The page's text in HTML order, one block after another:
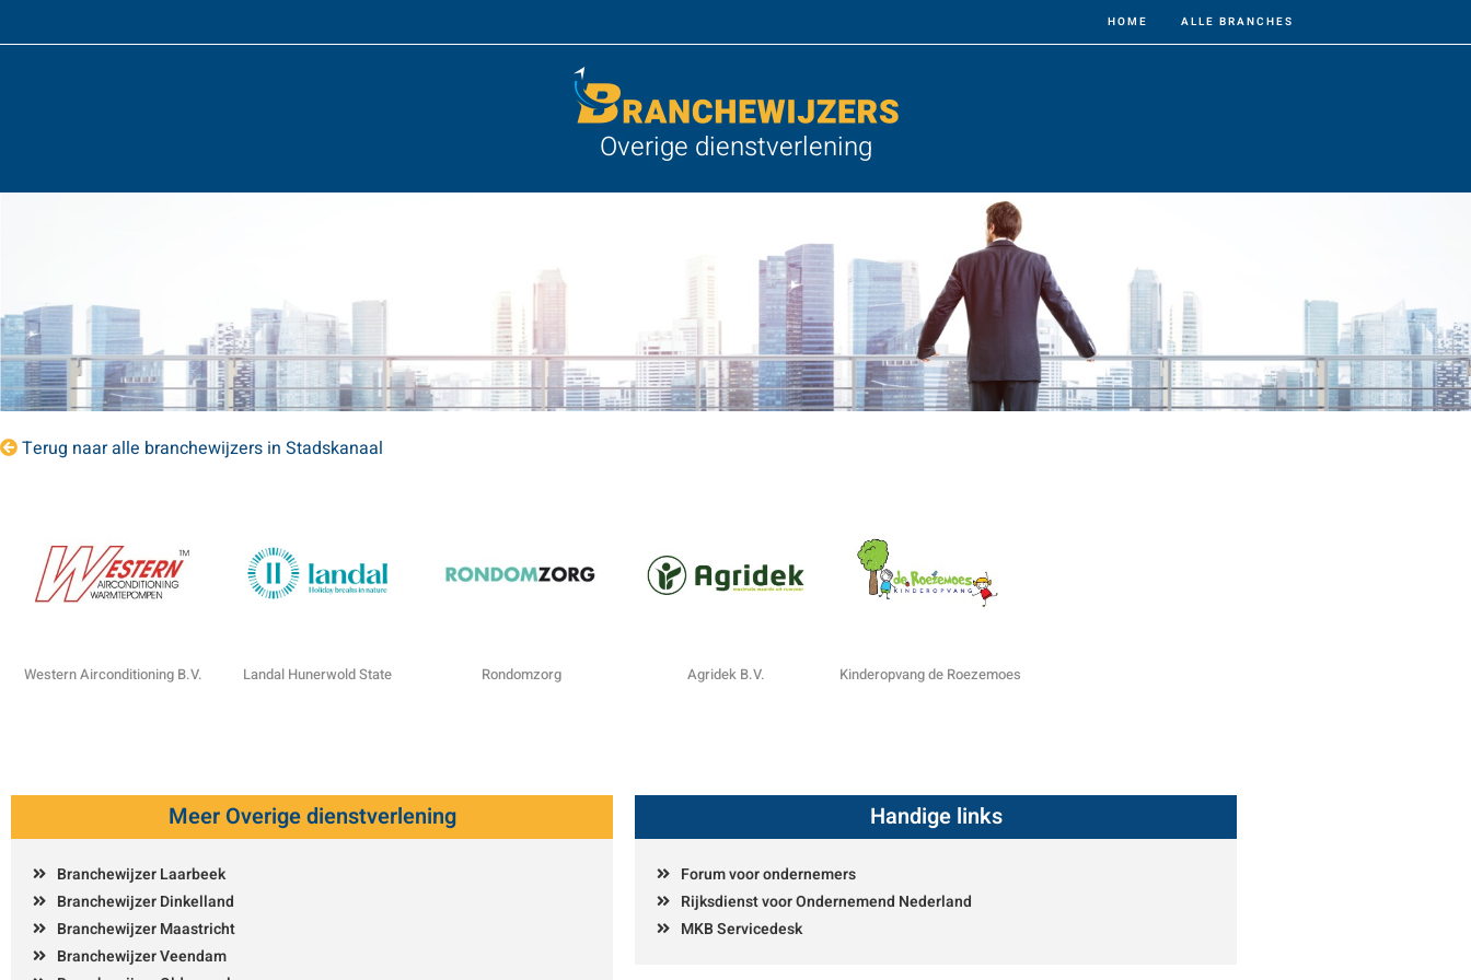
HOME ALLE BRANCHES
Overige dienstverlening
Terug naar alle branchewijzers in Stadskanaal
Western Airconditioning B.V. Landal Hunerwold State Rondomzorg Agridek B.V. Kinderopvang de Roezemoes
Meer Overige dienstverlening
Branchewijzer Laarbeek
Branchewijzer Dinkelland
Branchewijzer Maastricht
Branchewijzer Veendam
Handige links
Forum voor ondernemers
Rijksdienst voor Ondernemend Nederland
MKB Servicedesk